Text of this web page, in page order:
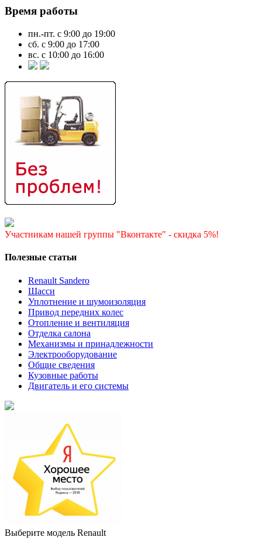
Время работы
пн.-пт. с 9:00 до 19:00
сб. с 9:00 до 17:00
вс. с 10:00 до 16:00
Участникам нашей группы "Вконтакте" - скидка 5%!
Полезные статьи
Renault Sandero
Шасси
Уплотнение и шумоизоляция
Привод передних колес
Отопление и вентиляция
Отделка салона
Механизмы и принадлежности
Электрооборудование
Общие сведения
Кузовные работы
Двигатель и его системы
Выберите модель Renault